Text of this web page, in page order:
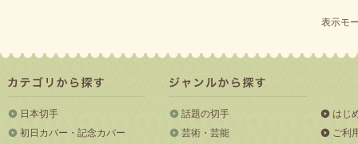
表示モ
日本切手
初日カバー・記念カバー
話題の切手
芸術・芸能
はじ
ご利